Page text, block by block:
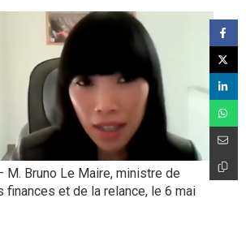
M. Bruno Le Maire, ministre de
finances et de la relance, le 6 mai